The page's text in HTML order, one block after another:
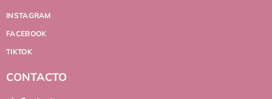
INSTAGRAM
FACEBOOK
TIKTOK
CONTACTO